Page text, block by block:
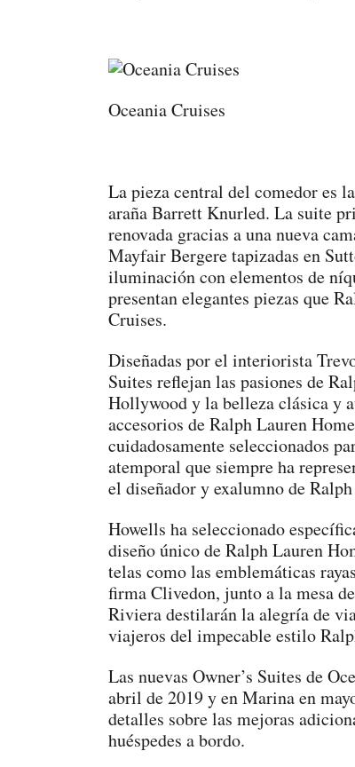
Oceania Cruises
La pieza central del comedor es
araña Barrett Knurled. La suite
renovada gracias a una nueva
Mayfair Bergere tapizadas en
iluminación con elementos de
presentan elegantes piezas que
Cruises.
Diseñadas por el interiorista
Suites reflejan las pasiones de
Hollywood y la belleza clásica y
accesorios de Ralph Lauren
cuidadosamente seleccionados
atemporal que siempre ha
el diseñador y exalumno de
Howells ha seleccionado
diseño único de Ralph Lauren
telas como las emblemáticas
firma Clivedon, junto a la mesa
Riviera destilarán la alegría de
viajeros del impecable estilo
Las nuevas Owner’s Suites de
abril de 2019 y en Marina en
detalles sobre las mejoras
huéspedes a bordo.